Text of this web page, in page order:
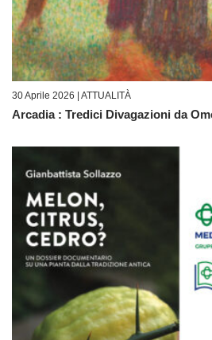
30 Aprile 2026 | ATTUALITÀ
Arcadia : Tredici Divagazioni da